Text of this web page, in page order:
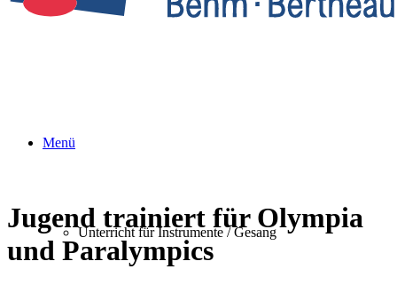
Menü
Unterricht für Instrumente / Gesang
Jugend trainiert für Olympia
und Paralympics